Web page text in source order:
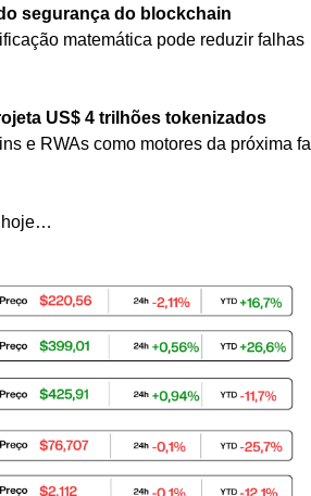
segurança do blockchain
matemática pode reduzir falhas
US$ 4 trilhões tokenizados
e RWAs como motores da próxima
hoje…